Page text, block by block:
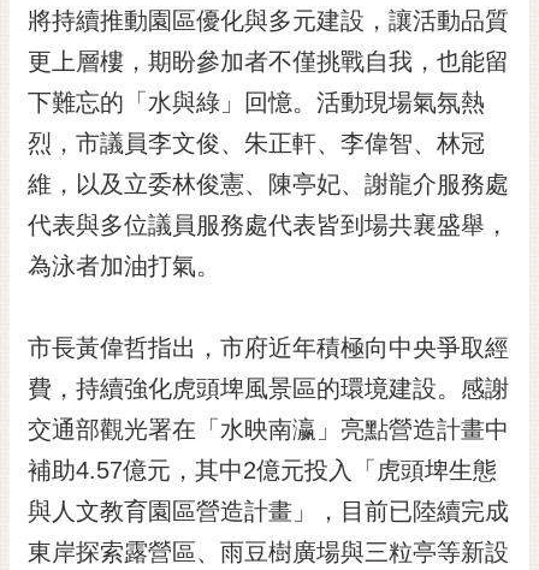
花
泉
桐
花
祭
網
站
導
覽
訂
閱
RSS
訂
閱
電
子
報
將持續推動園區優化與多元建設，讓活動品質
更上層樓，期盼參加者不僅挑戰自我，也能留
下難忘的「水與綠」回憶。活動現場氣氛熱
烈，市議員李文俊、朱正軒、李偉智、林冠
維，以及立委林俊憲、陳亭妃、謝龍介服務處
代表與多位議員服務處代表皆到場共襄盛舉，
為泳者加油打氣。
市長黃偉哲指出，市府近年積極向中央爭取經
費，持續強化虎頭埤風景區的環境建設。感謝
交通部觀光署在「水映南瀛」亮點營造計畫中
補助4.57億元，其中2億元投入「虎頭埤生態
與人文教育園區營造計畫」，目前已陸續完成
東岸探索露營區、雨豆樹廣場與三粒亭等新設